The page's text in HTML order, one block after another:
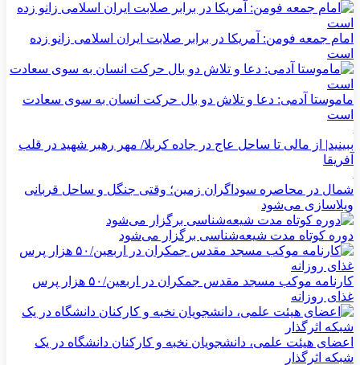
امام جمعه فومن: آمریکا در برابر صلابت ایران اسلامی زانو زده
است
ماموستا آدمی: دعا و تلاش دو بال حرکت انسان به سوی سعادت
است
ببینید| از مالی تا ساحل عاج در جاده کربلا/ مهر رهبر شهید در قلب
آفریقا
شمال در محاصره سوداگران زمین؛ وقتی جنگل و ساحل قربانی
ویلاسازی می‌شود
دوره کوتاه مدت شیعه‌شناسی برگزار می‌شود
کارنامه موکب مسجد مقدس جمکران در اربعین/۵۰ هزار پرس
غذای روزانه
اعضای هیئت علمی، دانشجویان نخبه و کارکنان دانشگاه در یک
شبکه‌ اثرگذار